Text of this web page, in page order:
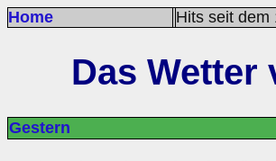
Home Hits seit dem
Das Wetter
Gestern